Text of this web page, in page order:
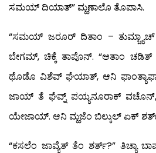
ಸಮಯ್ ದಿಯಾತ್” ಮ್ಹಣಾಲೊ ತೊಪಾಸಿ.
“ಸಮಯ್ ಜರೂರ್ ದಿತಾಂ – ತುಮ್ಚ್ಯಾಚ್
ಬೇಗಮ್, ಚಿಕ್ಕೆ ತಾಪೊನ್. “ಆತಾಂ
ಥೊಡೊ ವಿಶೆವ್ ಘೆಯಾತ್, ಆನಿ
ಜಾಯ್ ತೆ ಘೆವ್ನ್ ಪಯ್ಯನೂರಾಕ್ ವಚೊನ್,
ಯೇಜಾಯ್. ಆನಿ ಮ್ಹಜೆಂ ಬಿಲ್ಕುಲ್ ಏಕ್
“ಕಸಲೆಂ ಜಾವ್ಯೆತ್ ತೆಂ ಶರ್ತ್?” ತಿಚ್ಯಾ